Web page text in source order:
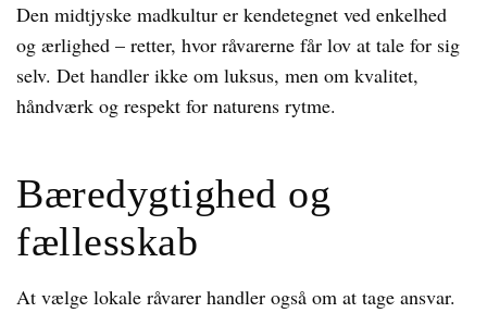
Den midtjyske madkultur er kendetegnet ved enkelhed
og ærlighed – retter, hvor råvarerne får lov at tale for sig
selv. Det handler ikke om luksus, men om kvalitet,
håndværk og respekt for naturens rytme.
Bæredygtighed og
fællesskab
At vælge lokale råvarer handler også om at tage ansvar.